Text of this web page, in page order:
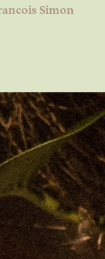
Simon